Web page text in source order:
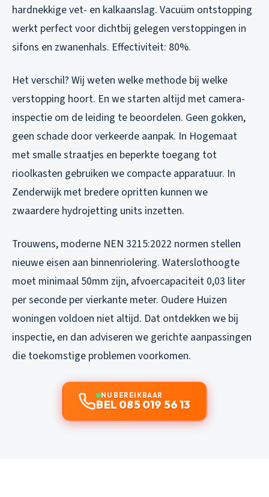
hardnekkige vet- en kalkaanslag. Vacuüm ontstopping
werkt perfect voor dichtbij gelegen verstoppingen in
sifons en zwanenhals. Effectiviteit: 80%.
Het verschil? Wij weten welke methode bij welke
verstopping hoort. En we starten altijd met camera-
inspectie om de leiding te beoordelen. Geen gokken,
geen schade door verkeerde aanpak. In Hogemaat
met smalle straatjes en beperkte toegang tot
rioolkasten gebruiken we compacte apparatuur. In
Zenderwijk met bredere opritten kunnen we
zwaardere hydrojetting units inzetten.
Trouwens, moderne NEN 3215:2022 normen stellen
nieuwe eisen aan binnenriolering. Waterslothoogte
moet minimaal 50mm zijn, afvoercapaciteit 0,03 liter
per seconde per vierkante meter. Oudere Huizen
woningen voldoen niet altijd. Dat ontdekken we bij
inspectie, en dan adviseren we gerichte aanpassingen
die toekomstige problemen voorkomen.
NU BEREIKBAAR
BEL 085 019 56 13